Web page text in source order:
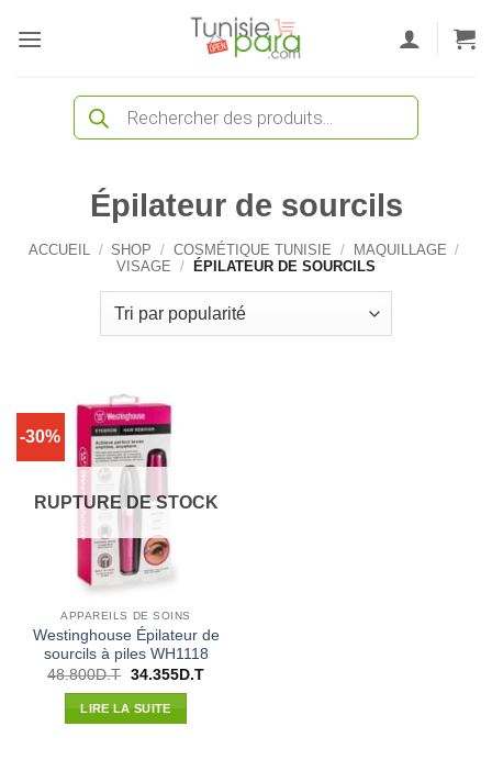
Recherche
produits
Épilateur de sourcils
ACCUEIL / SHOP / COSMÉTIQUE TUNISIE / MAQUILLAGE /
VISAGE / ÉPILATEUR DE SOURCILS
-30%
RUPTURE DE STOCK
APPAREILS DE SOINS
Westinghouse Épilateur de
sourcils à piles WH1118
48.800D.T Le
initial
était :
34.355D.TLe
LIRE LA SUITE